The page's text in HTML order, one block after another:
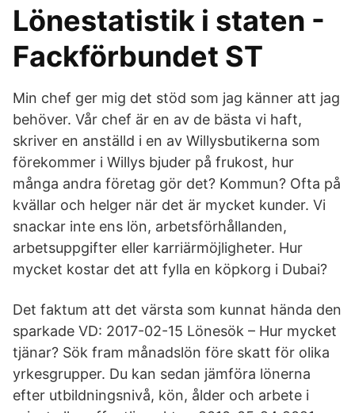
Lönestatistik i staten -
Fackförbundet ST
Min chef ger mig det stöd som jag känner att jag
behöver. Vår chef är en av de bästa vi haft,
skriver en anställd i en av Willysbutikerna som
förekommer i Willys bjuder på frukost, hur
många andra företag gör det? Kommun? Ofta på
kvällar och helger när det är mycket kunder. Vi
snackar inte ens lön, arbetsförhållanden,
arbetsuppgifter eller karriärmöjligheter. Hur
mycket kostar det att fylla en köpkorg i Dubai?
Det faktum att det värsta som kunnat hända den
sparkade VD: 2017-02-15 Lönesök – Hur mycket
tjänar? Sök fram månadslön före skatt för olika
yrkesgrupper. Du kan sedan jämföra lönerna
efter utbildningsnivå, kön, ålder och arbete i